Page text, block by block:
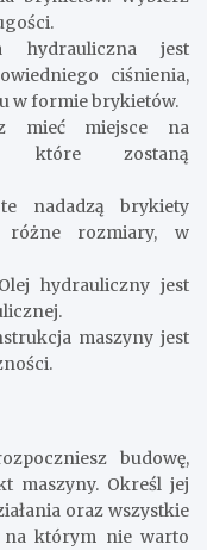
hydrauliczna jest
ciśnienia,
w formie brykietów.
mieć miejsce na
które zostaną
nadadzą brykiety
różne rozmiary, w
hydrauliczny jest
maszyny jest
budowę,
maszyny. Określ jej
oraz wszystkie
na którym nie warto